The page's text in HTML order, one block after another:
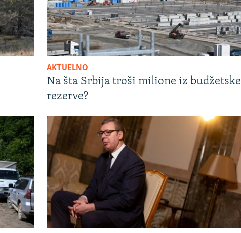
AKTUELNO
Na šta Srbija troši milione iz budžetske
rezerve?